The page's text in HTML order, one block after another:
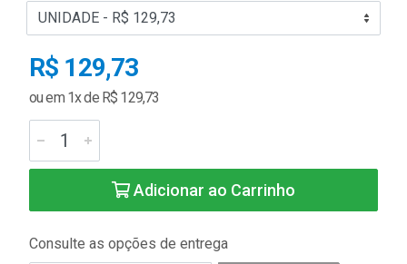
R$ 129,73
ou em 1x de R$ 129,73
Adicionar ao Carrinho
Consulte as opções de entrega